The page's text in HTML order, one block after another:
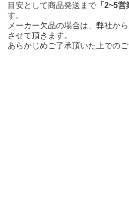
目安として商品発送まで 「2~5営
す。
メーカー欠品の場合は、弊社か
させて頂きます。
あらかじめご了承頂いた上での